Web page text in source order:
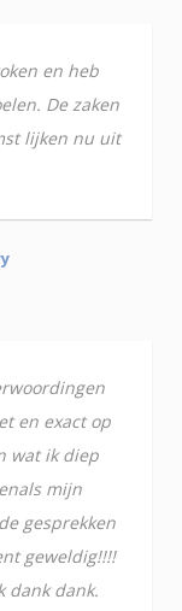
en heb
De zaken
lijken nu uit
en exact op
wat ik diep
mijn
gesprekken
geweldig!!!!
dank dank.